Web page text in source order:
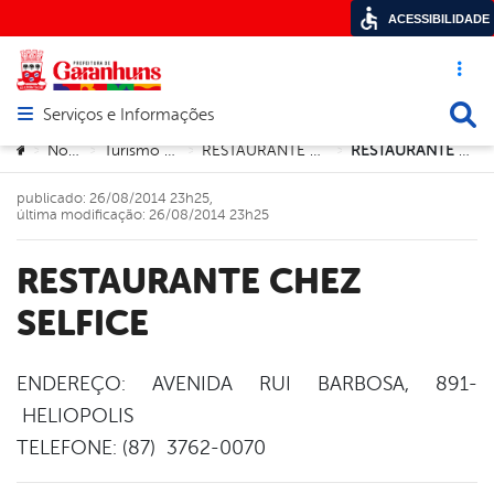
Acesso
Abrir menu principal de navegação
Serviços e Informações
Você está aqui:
> Notícias > Turismo e Cultura > RESTAURANTE SELF-SERVICE > RESTAURANTE CHEZ SELFICE
RESTAURANTE CHEZ
SELFICE
publicado: 26/08/2014 23h25,
última modificação: 26/08/2014 23h25
ENDEREÇO: AVENIDA RUI BARBOSA, 891-
HELIOPOLIS
TELEFONE: (87) 3762-0070
ACESSIBILIDADE